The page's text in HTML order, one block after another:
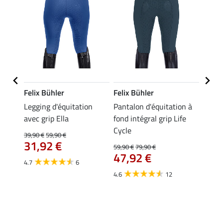
Felix Bühler
Legging d'équitation
avec grip Ella
39,90 €59,90 €
31,92 €
4.7 6
Felix Bühler
Pantalon d'équitation à
fond intégral grip Life
Cycle
59,90 €79,90 €
47,92 €
4.6 12